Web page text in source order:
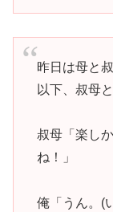
昨日は母と
以下、叔母
叔母「楽し
ね！」
俺「うん。(